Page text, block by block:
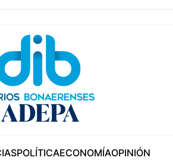
POLÍTICAECONOMÍAOPINIÓN